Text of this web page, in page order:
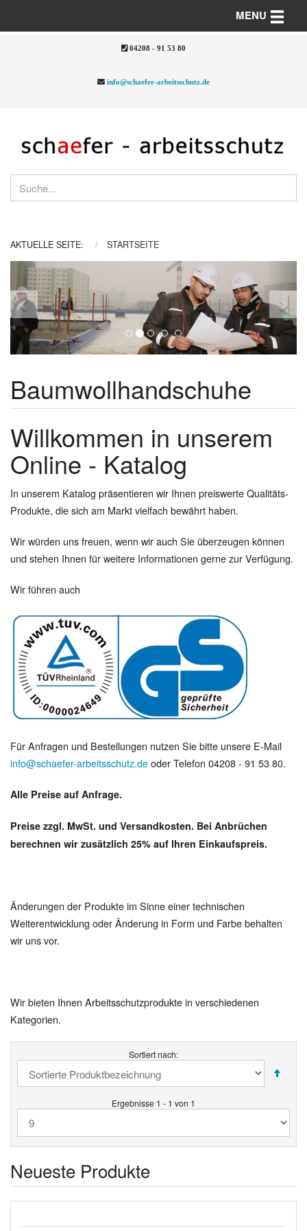
04208 - 91 53 80
info@schaefer-arbeitsschutz.de
MENU Toggle
AKTUELLE SEITE: STARTSEITE
Previous
Baumwollhandschuhe
Willkommen in unserem
Online - Katalog
In unserem Katalog präsentieren wir Ihnen preiswerte Qualitäts-
Produkte, die sich am Markt vielfach bewährt haben.
Wir würden uns freuen, wenn wir auch Sie überzeugen können
und stehen Ihnen für weitere Informationen gerne zur Verfügung.
Wir führen auch
Für Anfragen und Bestellungen nutzen Sie bitte unsere E-Mail
info@schaefer-arbeitsschutz.deoder Telefon 04208 - 91 53 80.
Alle Preise auf Anfrage.
Preise zzgl. MwSt. und Versandkosten. Bei Anbrüchen
berechnen wir zusätzlich 25% auf Ihren Einkaufspreis.
Änderungen der Produkte im Sinne einer technischen
Weiterentwicklung oder Änderung in Form und Farbe behalten
wir uns vor.
Wir bieten Ihnen Arbeitsschutzprodukte in verschiedenen
Kategorien.
Sortiert nach:
Ergebnisse 1 - 1 von 1
Neueste Produkte